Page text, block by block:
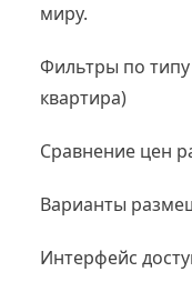
миру.
Фильтры по типу
квартира)
Сравнение цен
Варианты
Интерфейс